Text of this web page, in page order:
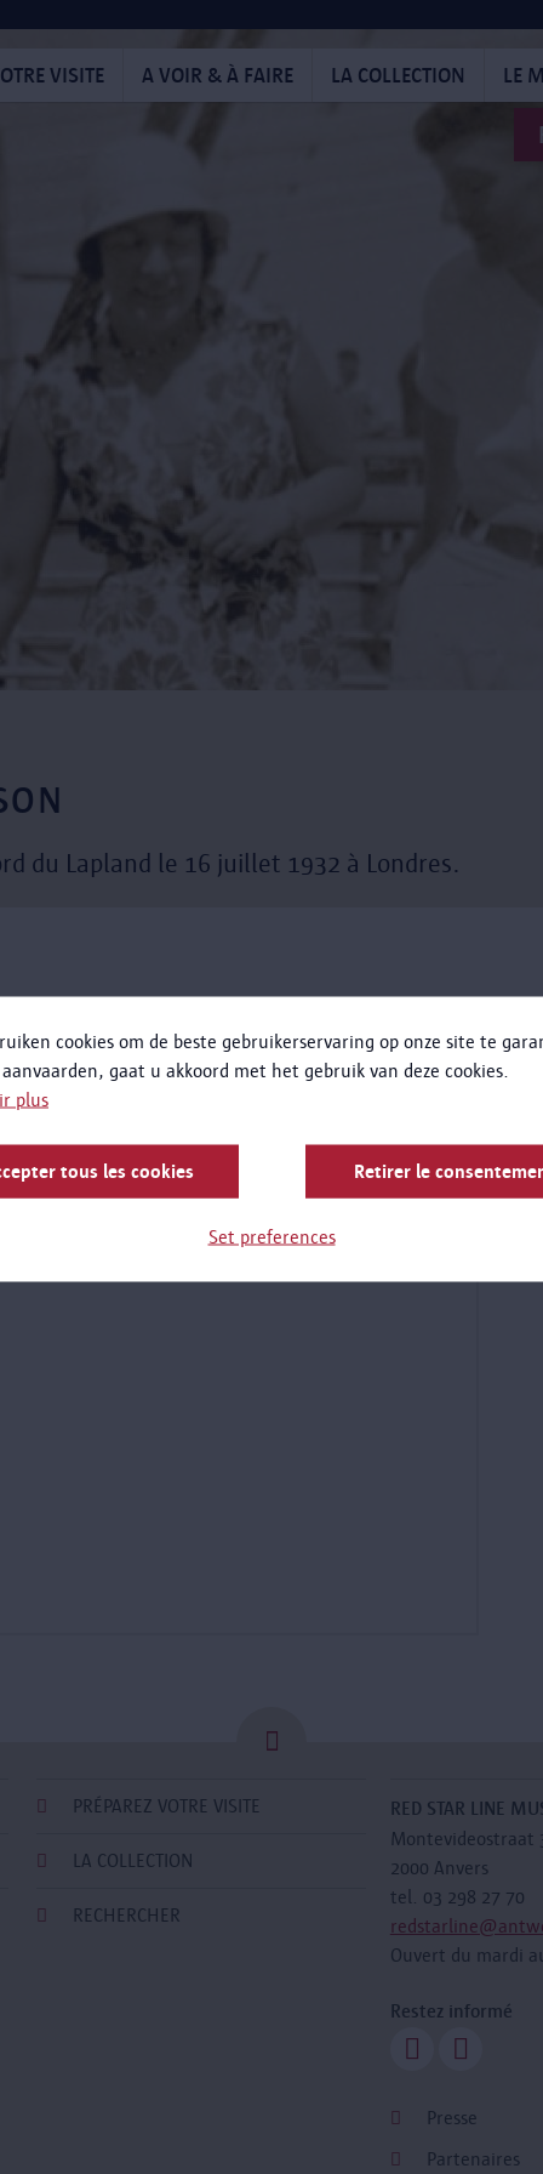
cookies om de beste gebruikerservaring op onze site te
gaat u akkoord met het gebruik van deze cookies.
plus
tous les cookies Retirer le
Set preferences
VISITE A VOIR & À FAIRE LA COLLECTION LE
du Lapland le 16 juillet 1932 à Londres.
une croisière passant par l'Afrique, l'Espagne,
sur la personne de Mme Anderson, mais elle nous a
PRÉPAREZ VOTRE VISITE
LA COLLECTION
RECHERCHER
RED STAR LINE
Montevideostraat
2000 Anvers
tel. 03 298 27 70
Ouvert du mardi
Restez informé
Presse
Partenaires